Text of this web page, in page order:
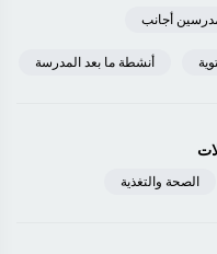
أجانب
أنشطة ما بعد المدرسة
الصحة والتغذية